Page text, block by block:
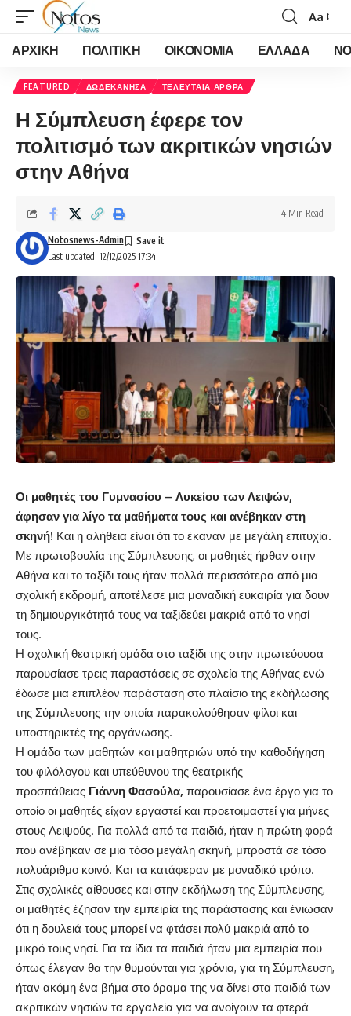
Font
Resizer
Aa
ΑΡΧΙΚΗ ΠΟΛΙΤΙΚΗ ΟΙΚΟΝΟΜΙΑ ΕΛΛΑΔΑ
FEATURED ΔΩΔΕΚΑΝΗΣΑ ΤΕΛΕΥΤΑΙΑ ΑΡΘΡΑ
Η Σύμπλευση έφερε τον
πολιτισμό των ακριτικών νησιών
στην Αθήνα
Last updated: 12/12/2025 17:34
Notosnews-Admin
4 Min Read
Οι μαθητές του Γυμνασίου – Λυκείου των Λειψών,
άφησαν για λίγο τα μαθήματα τους και ανέβηκαν στη
σκηνή! Και η αλήθεια είναι ότι το έκαναν με μεγάλη επιτυχία.
Με πρωτοβουλία της Σύμπλευσης, οι μαθητές ήρθαν στην
Αθήνα και το ταξίδι τους ήταν πολλά περισσότερα από μια
σχολική εκδρομή, αποτέλεσε μια μοναδική ευκαιρία για δουν
τη δημιουργικότητά τους να ταξιδεύει μακριά από το νησί
τους.
Η σχολική θεατρική ομάδα στο ταξίδι της στην πρωτεύουσα
παρουσίασε τρεις παραστάσεις σε σχολεία της Αθήνας ενώ
έδωσε μια επιπλέον παράσταση στο πλαίσιο της εκδήλωσης
της Σύμπλευσης την οποία παρακολούθησαν φίλοι και
υποστηρικτές της οργάνωσης.
Η ομάδα των μαθητών και μαθητριών υπό την καθοδήγηση
του φιλόλογου και υπεύθυνου της θεατρικής
προσπάθειας Γιάννη Φασούλα, παρουσίασε ένα έργο για το
οποίο οι μαθητές είχαν εργαστεί και προετοιμαστεί για μήνες
στους Λειψούς. Για πολλά από τα παιδιά, ήταν η πρώτη φορά
που ανέβηκαν σε μια τόσο μεγάλη σκηνή, μπροστά σε τόσο
πολυάριθμο κοινό. Και τα κατάφεραν με μοναδικό τρόπο.
Στις σχολικές αίθουσες και στην εκδήλωση της Σύμπλευσης,
οι μαθητές έζησαν την εμπειρία της παράστασης και ένιωσαν
ότι η δουλειά τους μπορεί να φτάσει πολύ μακριά από το
μικρό τους νησί. Για τα ίδια τα παιδιά ήταν μια εμπειρία που
όπως έλεγαν θα την θυμούνται για χρόνια, για τη Σύμπλευση,
ήταν ακόμη ένα βήμα στο όραμα της να δίνει στα παιδιά των
ακριτικών νησιών τα εργαλεία για να ανοίγουν τα φτερά